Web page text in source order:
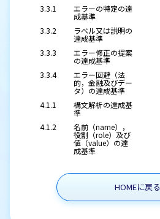
3.3.1 エラーの特定の達
成基準
3.3.2 ラベル又は説明の
達成基準
3.3.3 エラー修正の提案
の達成基準
3.3.4 エラー回避（法
的，金融及びデー
タ）の達成基準
4.1.1 構文解析の達成基
準
4.1.2 名前（name），
役割（role）及び
値（value）の達
成基準
HOMEに戻る